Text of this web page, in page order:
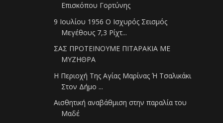
Επισκόπου Γορτύνης
9 Ιουλίου 1956 Ο Ισχυρός Σεισμός
Μεγέθους 7,3 Ρίχτ...
ΣΑΣ ΠΡΟΤΕΙΝΟΥΜΕ ΠΙΤΑΡΑΚΙΑ ΜΕ
ΜΥΖΗΘΡΑ
Η Περιοχή Της Αγίας Μαρίνας Ή Τσαλικάκι
Στον Δήμο ...
Αισθητική αναβάθμιση στην παραλία του
Μαδέ